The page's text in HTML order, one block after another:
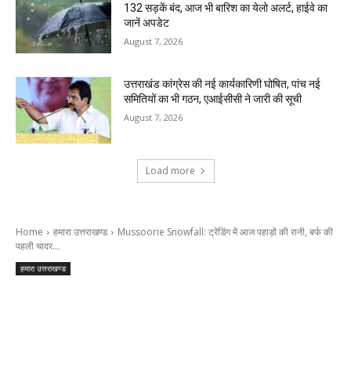
132 सड़कें बंद, आज भी बारिश का येलो अलर्ट, हाईवे का
जानें अपडेट
August 7, 2026
उत्तराखंड कांग्रेस की नई कार्यकारिणी घोषित, पांच नई
समितियों का भी गठन, एआईसीसी ने जारी की सूची
August 7, 2026
Load more